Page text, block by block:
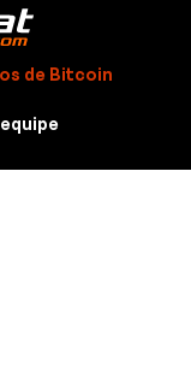
de Bitcoin